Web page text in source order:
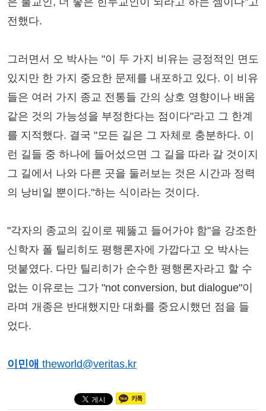
전했다.
그러면서 오 박사는 "이 두 가지 비유는 긍정적인 면도
있지만 한 가지 중요한 문제를 내포하고 있다. 이 비유
들은 여러 가지 종교 전통들 간의 상호 영향이나 배움
같은 것의 가능성을 부정한다는 점이다"라고 그 한계
를 지적했다. 결국 "모든 길은 그 자체로 충분하다. 이
런 길들 중 하나에 들어섰으면 그 길을 따라 갈 것이지
그 길에서 나와 다른 곳을 둘러보는 것은 시간과 정력
의 낭비일 뿐이다."하는 식이라는 것이다.
"각자의 종교의 깊이로 꿰뚫고 들어가야 함"을 강조한
신학자 폴 틸리히도 평행론자에 가깝다고 오 박사는
덧붙였다. 다만 틸리히가 순수한 평행론자라고 할 수
없는 이유로는 그가 "not conversion, but dialogue"이
라며 개종은 반대했지만 대화를 중요시했던 점을 들
었다.
이민애 theworld@veritas.kr